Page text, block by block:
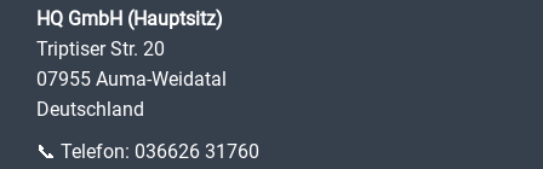
HQ GmbH (Hauptsitz)
Triptiser Str. 20
07955 Auma-Weidatal
Deutschland
📞 Telefon: 036626 31760